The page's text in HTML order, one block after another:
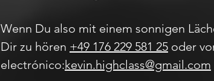
Wenn Du also mit einem sonnigen
Dir zu hören +49 176 229 581 25 oder
electrónico:kevin.highclass@gmail.com